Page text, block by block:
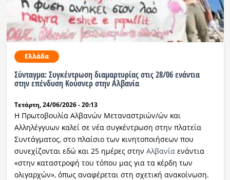
Ελλάδα
Σύνταγμα: Συγκέντρωση διαμαρτυρίας στις 28/06 ενάντια
στην επένδυση Κούσνερ στην Αλβανία
Τετάρτη, 24/06/2026 - 20:13
Η Πρωτοβουλία Αλβανών Μεταναστριών/ών και
Αλληλέγγυων καλεί σε νέα συγκέντρωση στην πλατεία
Συντάγματος, στο πλαίσιο των κινητοποιήσεων που
συνεχίζονται εδώ και 25 ημέρες στην Αλβανία ενάντια
«στην καταστροφή του τόπου μας για τα κέρδη των
ολιγαρχών», όπως αναφέρεται στη σχετική ανακοίνωση.